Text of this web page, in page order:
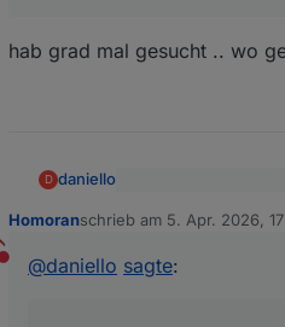
hab grad mal gesucht .. wo
D daniello
Nicht stören
Homoranschrieb am 5. Apr. 2026,
zuletzt editiert von
@daniello sagte: